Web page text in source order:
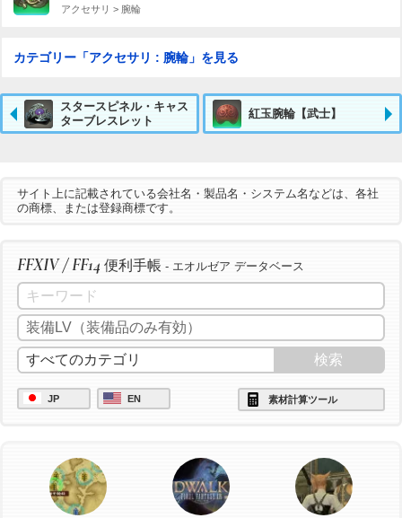
アクセサリ > 腕輪
カテゴリー「アクセサリ : 腕輪」を見る
スタースピネル・キャス
ターブレスレット
紅玉腕輪【武士】
サイト上に記載されている会社名・製品名・システム名などは、各社
の商標、または登録商標です。
FFXIV / FF14 便利手帳 - エオルゼア データベース
JP EN 素材計算ツール